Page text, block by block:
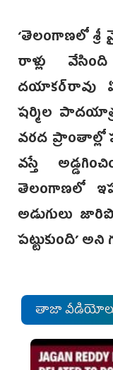
‘తెలంగాణలో శ్రీ
రాళ్లు
దయాక‌ర్‌రావు
షర్మిల
వరద
వస్తే
తెలంగాణలో
అడుగులు
పట్టుకుంది’
తాజా